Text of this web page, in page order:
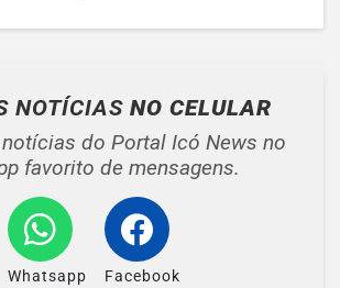
NOTÍCIAS NO CELULAR
notícias do Portal Icó News no
favorito de mensagens.
Whatsapp Facebook